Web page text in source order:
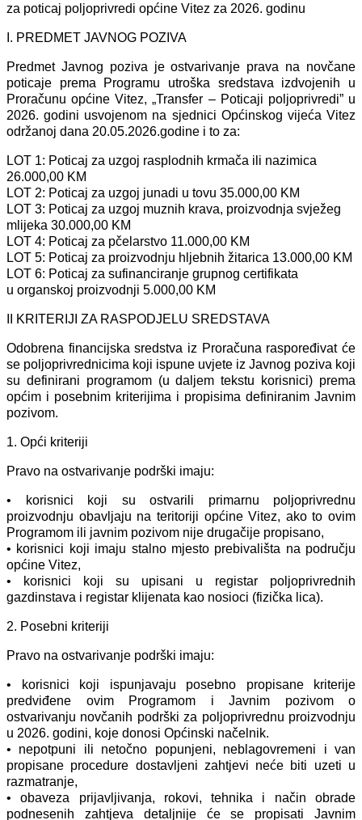
za poticaj poljoprivredi općine Vitez za 2026. godinu
I. PREDMET JAVNOG POZIVA
Predmet Javnog poziva je ostvarivanje prava na novčane
poticaje prema Programu utroška sredstava izdvojenih u
Proračunu općine Vitez, „Transfer – Poticaji poljoprivredi” u
2026. godini usvojenom na sjednici Općinskog vijeća Vitez
održanoj dana 20.05.2026.godine i to za:
LOT 1: Poticaj za uzgoj rasplodnih krmača ili nazimica
26.000,00 KM
LOT 2: Poticaj za uzgoj junadi u tovu 35.000,00 KM
LOT 3: Poticaj za uzgoj muznih krava, proizvodnja svježeg
mlijeka 30.000,00 KM
LOT 4: Poticaj za pčelarstvo 11.000,00 KM
LOT 5: Poticaj za proizvodnju hljebnih žitarica 13.000,00 KM
LOT 6: Poticaj za sufinanciranje grupnog certifikata
u organskoj proizvodnji 5.000,00 KM
II KRITERIJI ZA RASPODJELU SREDSTAVA
Odobrena financijska sredstva iz Proračuna raspoređivat će
se poljoprivrednicima koji ispune uvjete iz Javnog poziva koji
su definirani programom (u daljem tekstu korisnici) prema
općim i posebnim kriterijima i propisima definiranim Javnim
pozivom.
1. Opći kriteriji
Pravo na ostvarivanje podrški imaju:
• korisnici koji su ostvarili primarnu poljoprivrednu
proizvodnju obavljaju na teritoriji općine Vitez, ako to ovim
Programom ili javnim pozivom nije drugačije propisano,
• korisnici koji imaju stalno mjesto prebivališta na području
općine Vitez,
• korisnici koji su upisani u registar poljoprivrednih
gazdinstava i registar klijenata kao nosioci (fizička lica).
2. Posebni kriteriji
Pravo na ostvarivanje podrški imaju:
• korisnici koji ispunjavaju posebno propisane kriterije
predviđene ovim Programom i Javnim pozivom o
ostvarivanju novčanih podrški za poljoprivrednu proizvodnju
u 2026. godini, koje donosi Općinski načelnik.
• nepotpuni ili netočno popunjeni, neblagovremeni i van
propisane procedure dostavljeni zahtjevi neće biti uzeti u
razmatranje,
• obaveza prijavljivanja, rokovi, tehnika i način obrade
podnesenih zahtjeva detaljnije će se propisati Javnim